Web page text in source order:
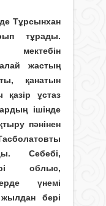
Тұрсынхан
тұрады.
жастың
қанатын
қазір ұстаз
ішінде
пәнінен
Себебі,
облыс,
үнемі
бері